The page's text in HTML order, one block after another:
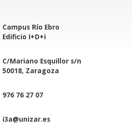
Campus Río Ebro
Edificio I+D+i
C/Mariano Esquillor s/n
50018, Zaragoza
976 76 27 07
i3a@unizar.es